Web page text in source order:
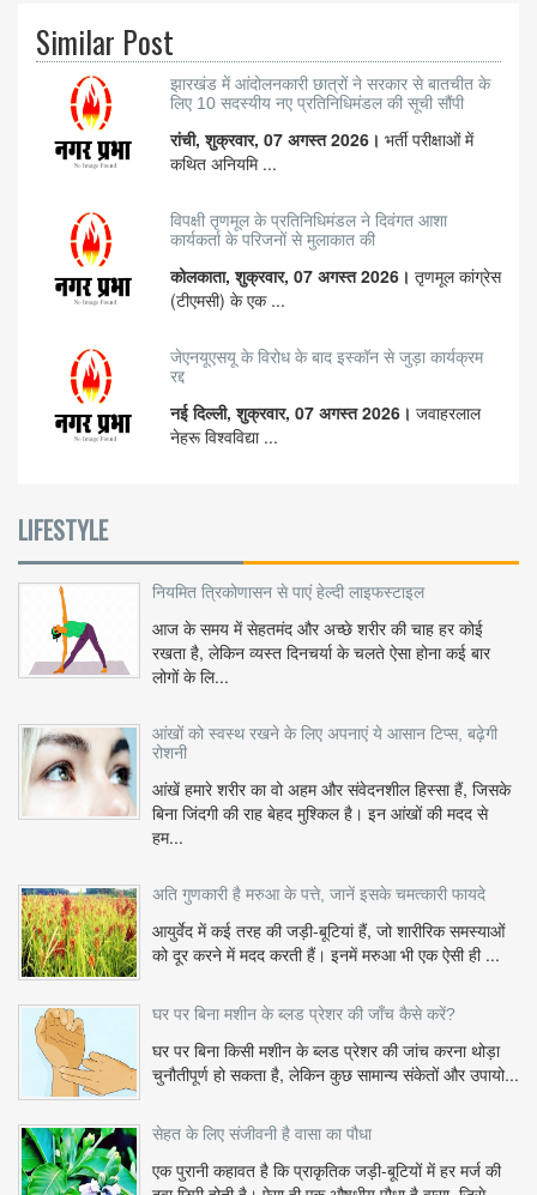
Similar Post
झारखंड में आंदोलनकारी छात्रों ने सरकार से बातचीत के
लिए 10 सदस्यीय नए प्रतिनिधिमंडल की सूची सौंपी
रांची, शुक्रवार, 07 अगस्त 2026। भर्ती परीक्षाओं में
कथित अनियमि ...
विपक्षी तृणमूल के प्रतिनिधिमंडल ने दिवंगत आशा
कार्यकर्ता के परिजनों से मुलाकात की
कोलकाता, शुक्रवार, 07 अगस्त 2026। तृणमूल कांग्रेस
(टीएमसी) के एक ...
जेएनयूएसयू के विरोध के बाद इस्कॉन से जुड़ा कार्यक्रम
रद्द
नई दिल्ली, शुक्रवार, 07 अगस्त 2026। जवाहरलाल
नेहरू विश्वविद्या ...
LIFESTYLE
नियमित त्रिकोणासन से पाएं हेल्दी लाइफस्टाइल
आज के समय में सेहतमंद और अच्छे शरीर की चाह हर कोई
रखता है, लेकिन व्यस्त दिनचर्या के चलते ऐसा होना कई बार
लोगों के लि...
आंखों को स्वस्थ रखने के लिए अपनाएं ये आसान टिप्स, बढ़ेगी
रोशनी
आंखें हमारे शरीर का वो अहम और संवेदनशील हिस्सा हैं, जिसके
बिना जिंदगी की राह बेहद मुश्किल है। इन आंखों की मदद से
हम...
अति गुणकारी है मरुआ के पत्ते, जानें इसके चमत्कारी फायदे
आयुर्वेद में कई तरह की जड़ी-बूटियां हैं, जो शारीरिक समस्याओं
को दूर करने में मदद करती हैं। इनमें मरुआ भी एक ऐसी ही ...
घर पर बिना मशीन के ब्लड प्रेशर की जाँच कैसे करें?
घर पर बिना किसी मशीन के ब्लड प्रेशर की जांच करना थोड़ा
चुनौतीपूर्ण हो सकता है, लेकिन कुछ सामान्य संकेतों और उपायो...
सेहत के लिए संजीवनी है वासा का पौधा
एक पुरानी कहावत है कि प्राकृतिक जड़ी-बूटियों में हर मर्ज की